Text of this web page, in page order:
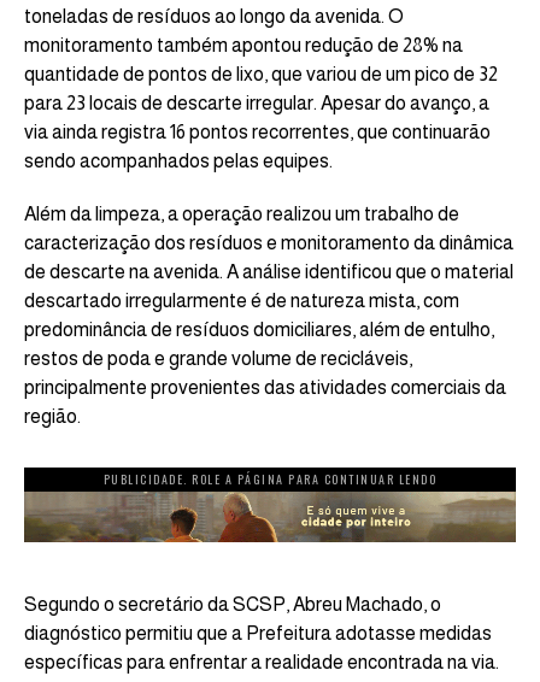
toneladas de resíduos ao longo da avenida. O
monitoramento também apontou redução de 28% na
quantidade de pontos de lixo, que variou de um pico de 32
para 23 locais de descarte irregular. Apesar do avanço, a
via ainda registra 16 pontos recorrentes, que continuarão
sendo acompanhados pelas equipes.
Além da limpeza, a operação realizou um trabalho de
caracterização dos resíduos e monitoramento da dinâmica
de descarte na avenida. A análise identificou que o material
descartado irregularmente é de natureza mista, com
predominância de resíduos domiciliares, além de entulho,
restos de poda e grande volume de recicláveis,
principalmente provenientes das atividades comerciais da
região.
PUBLICIDADE. ROLE A PÁGINA PARA CONTINUAR LENDO
Segundo o secretário da SCSP, Abreu Machado, o
diagnóstico permitiu que a Prefeitura adotasse medidas
específicas para enfrentar a realidade encontrada na via.